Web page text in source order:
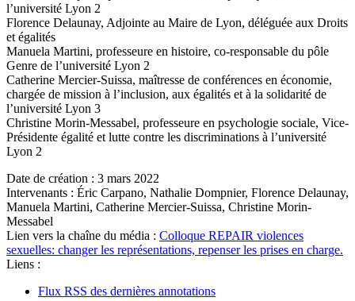
l’université Lyon 2
Florence Delaunay, Adjointe au Maire de Lyon, déléguée aux Droits
et égalités
Manuela Martini, professeure en histoire, co-responsable du pôle
Genre de l’université Lyon 2
Catherine Mercier-Suissa, maîtresse de conférences en économie,
chargée de mission à l’inclusion, aux égalités et à la solidarité de
l’université Lyon 3
Christine Morin-Messabel, professeure en psychologie sociale, Vice-
Présidente égalité et lutte contre les discriminations à l’université
Lyon 2
Date de création : 3 mars 2022
Intervenants : Éric Carpano, Nathalie Dompnier, Florence Delaunay,
Manuela Martini, Catherine Mercier-Suissa, Christine Morin-
Messabel
Lien vers la chaîne du média : Colloque REPAIR violences
sexuelles: changer les représentations, repenser les prises en charge.
Liens :
Flux RSS des dernières annotations